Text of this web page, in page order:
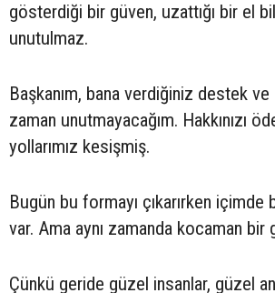
gösterdiği bir güven, uzattığı bir el
unutulmaz.
Başkanım, bana verdiğiniz destek
zaman unutmayacağım. Hakkınızı
yollarımız kesişmiş.
Bugün bu formayı çıkarırken içimde
var. Ama aynı zamanda kocaman bir
Çünkü geride güzel insanlar, güzel